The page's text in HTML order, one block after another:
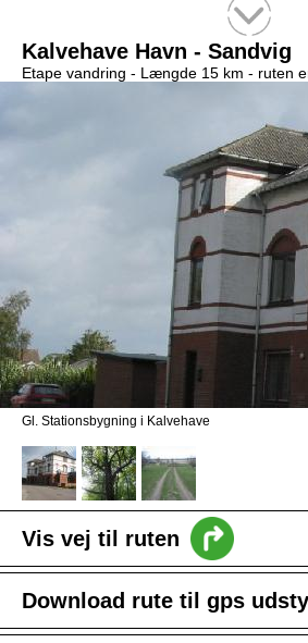
intro
Nyheder
Kalvehave Havn - Sandvig
Etape vandring - Længde 15 km - ruten
Gl. Stationsbygning i Kalvehave
Vis vej til ruten
Download rute til gps